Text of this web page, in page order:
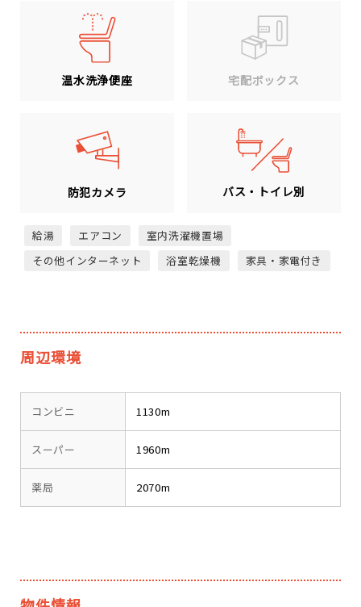
温水洗浄便座 宅配ボックス
防犯カメラ バス・トイレ別
給湯 エアコン
室内洗濯機置場
その他インターネット
浴室乾燥機 家具・家電付き
周辺環境
コンビニ 1130m
スーパー 1960m
薬局 2070m